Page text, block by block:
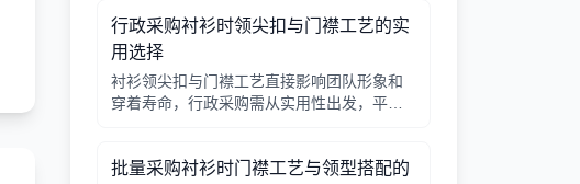
行政采购衬衫时领尖扣与门襟工艺的实
用选择
衬衫领尖扣与门襟工艺直接影响团队形象和
穿着寿命，行政采购需从实用性出发，平衡
批量采购衬衫时门襟工艺与领型搭配的